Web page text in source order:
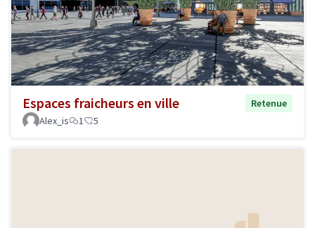
Espaces fraicheurs en ville
Retenue
Alex_is
1 5